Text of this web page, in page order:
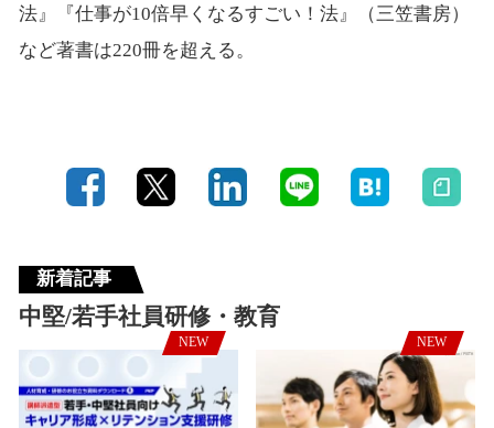
法』『仕事が10倍早くなるすごい！法』（三笠書房）
など著書は220冊を超える。
新着記事
中堅/若手社員研修・教育
NEW NEW